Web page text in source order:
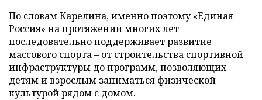
По словам Карелина, именно поэтому «Единая
Россия» на протяжении многих лет
последовательно поддерживает развитие
массового спорта – от строительства спортивной
инфраструктуры до программ, позволяющих
детям и взрослым заниматься физической
культурой рядом с домом.